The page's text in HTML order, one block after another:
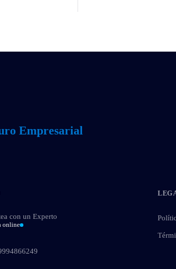
Empresarial
con un Experto
online